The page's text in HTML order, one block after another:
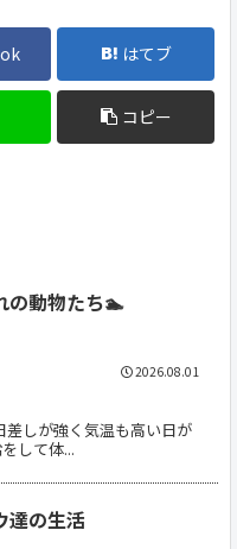
はてブ
コピー
の動物たち🏊
差しが強く気温も高い日が
して体...
2026.08.01
達の生活